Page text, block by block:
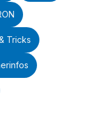
Tricks